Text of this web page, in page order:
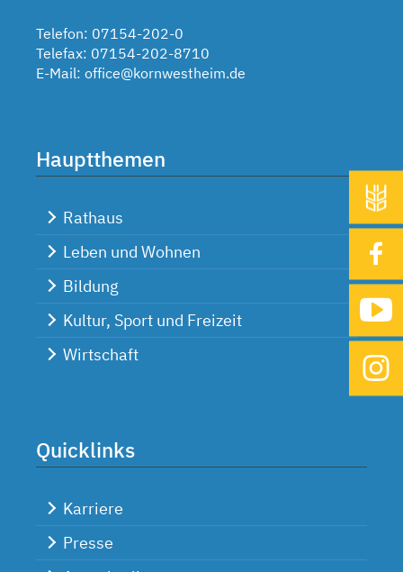
Telefon: 07154-202-0
Telefax: 07154-202-8710
E-Mail: office@kornwestheim.de
Hauptthemen
Rathaus
Leben und Wohnen
Bildung
Kultur, Sport und Freizeit
Wirtschaft
Quicklinks
Karriere
Presse